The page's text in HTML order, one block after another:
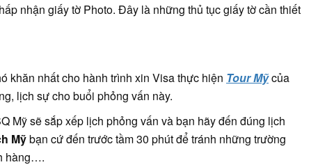
nhận giấy tờ Photo. Đây là những thủ tục giấy tờ cần thiết
khăn nhất cho hành trình xin Visa thực hiện Tour Mỹcủa
lịch sự cho buổi phỏng vấn này.
Mỹ sẽ sắp xếp lịch phỏng vấn và bạn hãy đến đúng lịch
Mỹbạn cứ đến trước tầm 30 phút để tránh những trường
hàng….